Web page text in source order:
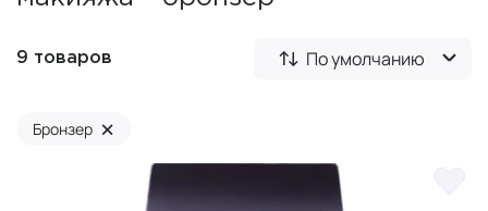
9 товаров По умолчанию
Бронзер ×